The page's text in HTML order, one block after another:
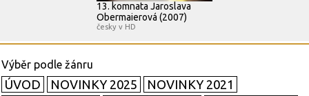
13. komnata Jaroslava
Obermaierová (2007)
česky v HD
ÚVOD NOVINKY 2025
NOVINKY 2021